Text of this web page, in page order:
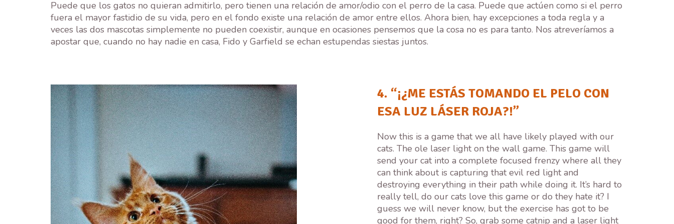
Puede que los gatos no quieran admitirlo, pero tienen una relación de amor/odio con el perro de la casa. Puede que actúen como si el perro
fuera el mayor fastidio de su vida, pero en el fondo existe una relación de amor entre ellos. Ahora bien, hay excepciones a toda regla y a
veces las dos mascotas simplemente no pueden coexistir, aunque en ocasiones pensemos que la cosa no es para tanto. Nos atreveríamos a
apostar que, cuando no hay nadie en casa, Fido y Garfield se echan estupendas siestas juntos.
4. “¡¿ME ESTÁS TOMANDO EL PELO CON
ESA LUZ LÁSER ROJA?!”
Now this is a game that we all have likely played with our
cats. The ole laser light on the wall game. This game will
send your cat into a complete focused frenzy where all they
can think about is capturing that evil red light and
destroying everything in their path while doing it. It’s hard to
really tell, do our cats love this game or do they hate it? I
guess we will never know, but the exercise has got to be
good for them, right? So, grab some catnip and a laser light